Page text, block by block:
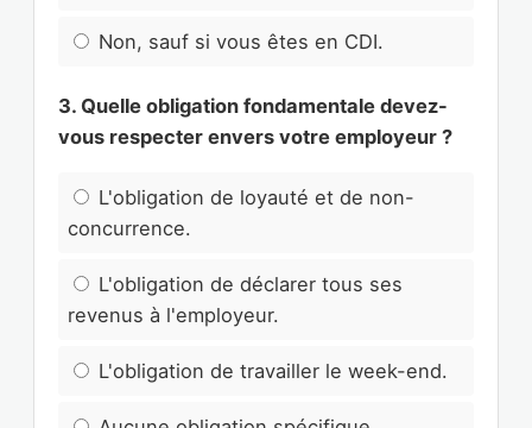
Non, sauf si vous êtes en CDI.
3. Quelle obligation fondamentale devez-
vous respecter envers votre employeur ?
L'obligation de loyauté et de non-
concurrence.
L'obligation de déclarer tous ses
revenus à l'employeur.
L'obligation de travailler le week-end.